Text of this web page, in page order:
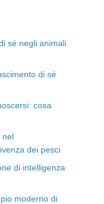
sé negli animali
di sé
cosa
nel
dei pesci
di intelligenza
moderno di